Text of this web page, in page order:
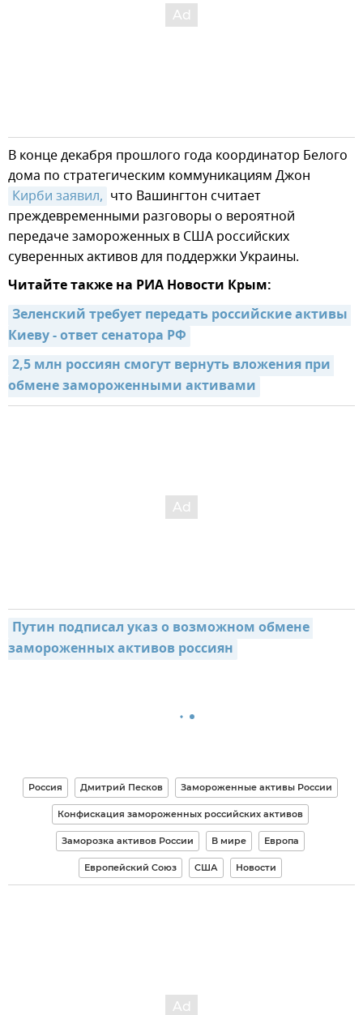
В конце декабря прошлого года координатор Белого
дома по стратегическим коммуникациям Джон
Кирби заявил, что Вашингтон считает
преждевременными разговоры о вероятной
передаче замороженных в США российских
суверенных активов для поддержки Украины.
Читайте также на РИА Новости Крым:
Зеленский требует передать российские активы
Киеву - ответ сенатора РФ
2,5 млн россиян смогут вернуть вложения при
обмене замороженными активами
Путин подписал указ о возможном обмене
замороженных активов россиян
Россия Дмитрий Песков Замороженные активы России
Конфискация замороженных российских активов
Заморозка активов России В мире Европа
Европейский Союз США Новости